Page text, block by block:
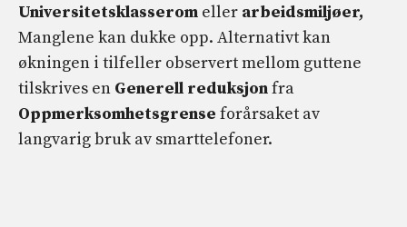
Universitetsklasserom eller arbeidsmiljøer,
Manglene kan dukke opp. Alternativt kan
økningen i tilfeller observert mellom guttene
tilskrives en Generell reduksjonfra
Oppmerksomhetsgrense forårsaket av
langvarig bruk av smarttelefoner.